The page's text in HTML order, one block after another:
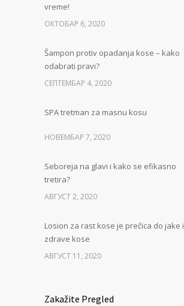
vreme!
ОКТОБАР 6, 2020
Šampon protiv opadanja kose – kako
odabrati pravi?
СЕПТЕМБАР 4, 2020
SPA tretman za masnu kosu
НОВЕМБАР 7, 2020
Seboreja na glavi i kako se efikasno
tretira?
АВГУСТ 2, 2020
Losion za rast kose je prečica do jake i
zdrave kose
АВГУСТ 11, 2020
Zakažite Pregled